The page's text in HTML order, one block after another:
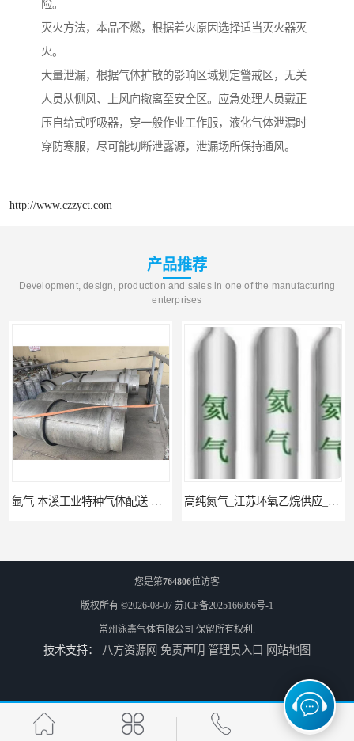
险。
灭火方法，本品不燃，根据着火原因选择适当灭火器灭
火。
大量泄漏，根据气体扩散的影响区域划定警戒区，无关
人员从侧风、上风向撤离至安全区。应急处理人员戴正
压自给式呼吸器，穿一般作业工作服，液化气体泄漏时
穿防寒服，尽可能切断泄露源，泄漏场所保持通风。
http://www.czzyct.com
产品推荐
Development, design, production and sales in one of the manufacturing
enterprises
高纯氦气_盐城环氧乙烷配送_泳鑫气体 工业气体_无锡环氧乙烷供应_泳鑫气体
您是第764806位访客
版权所有 ©2026-08-07 苏ICP备2025166066号-1
常州泳鑫气体有限公司 保留所有权利.
技术支持： 八方资源网 免责声明 管理员入口 网站地图